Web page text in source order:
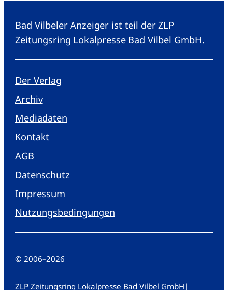
Bad Vilbeler Anzeiger ist teil der ZLP
Zeitungsring Lokalpresse Bad Vilbel GmbH.
Der Verlag
Archiv
Mediadaten
Kontakt
AGB
Datenschutz
Impressum
Nutzungsbedingungen
© 2006–2026
ZLP Zeitungsring Lokalpresse Bad Vilbel GmbH |